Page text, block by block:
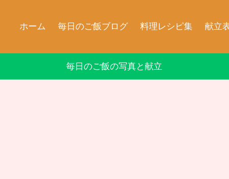
ホーム 毎日のご飯ブログ 料理レシピ集 献立
毎日のご飯の写真と献立